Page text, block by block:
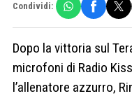
Condividi:
Dopo la vittoria sul
microfoni di Radio
l’allenatore azzurro,